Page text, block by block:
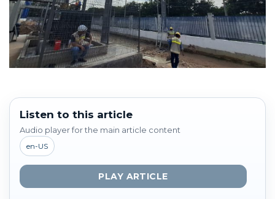
Listen to this article
Audio player for the main article content
en-US
PLAY ARTICLE